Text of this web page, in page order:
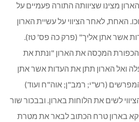
מצינו שציוותה התורה פעמיים על
האחת, לאחר הציווי על עשיית הארון
אשר אתן אליך" (פרק כה פס' טז).
הכפורת המכַסה את הארון "ונתת את
ואל הארון תתן את העדות אשר אתן
(רש"י; רמב"ן; אוה"ח ועוד)
לשים את הלוחות בארון. ובבכור שור
בארון טרח הכתוב לבאר את מטרת